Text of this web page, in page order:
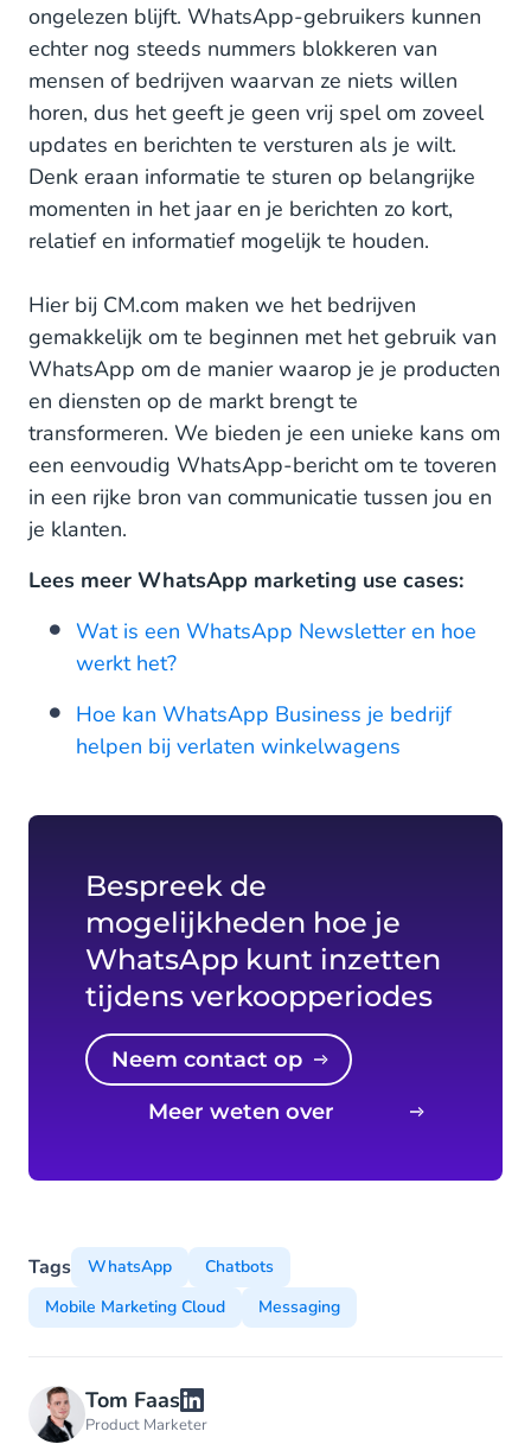
ongelezen blijft. WhatsApp-gebruikers kunnen
echter nog steeds nummers blokkeren van
mensen of bedrijven waarvan ze niets willen
horen, dus het geeft je geen vrij spel om zoveel
updates en berichten te versturen als je wilt.
Denk eraan informatie te sturen op belangrijke
momenten in het jaar en je berichten zo kort,
relatief en informatief mogelijk te houden.
Hier bij CM.com maken we het bedrijven
gemakkelijk om te beginnen met het gebruik van
WhatsApp om de manier waarop je je producten
en diensten op de markt brengt te
transformeren. We bieden je een unieke kans om
een eenvoudig WhatsApp-bericht om te toveren
in een rijke bron van communicatie tussen jou en
je klanten.
Lees meer WhatsApp marketing use cases:
Wat is een WhatsApp Newsletter en hoe
werkt het?
Hoe kan WhatsApp Business je bedrijf
helpen bij verlaten winkelwagens
Bespreek de
mogelijkheden hoe je
WhatsApp kunt inzetten
tijdens verkoopperiodes
Neem contact op
Meer weten over
Tags WhatsApp
Chatbots
Mobile Marketing Cloud
Messaging
Tom Faas
Product Marketer